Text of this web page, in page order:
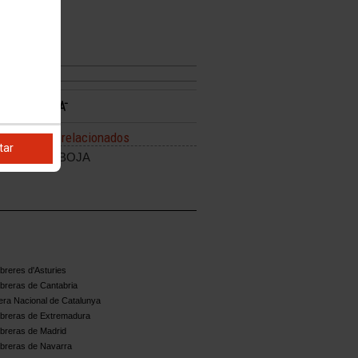
Enlaces relacionados
Enlac a BOJA
d'Asturies
de Cantabria
Nacional de Catalunya
de Extremadura
de Madrid
de Navarra